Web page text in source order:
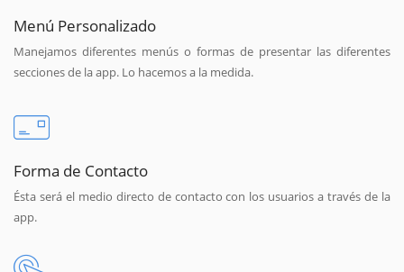
Menú Personalizado
Manejamos diferentes menús o formas de presentar las diferentes
secciones de la app. Lo hacemos a la medida.
Forma de Contacto
Ésta será el medio directo de contacto con los usuarios a través de la
app.